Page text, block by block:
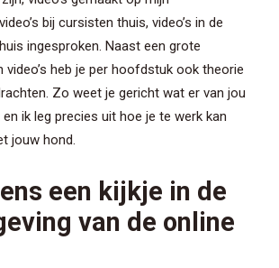
bij cursisten thuis, video’s in de
ingesproken. Naast een grote
video’s heb je per hoofdstuk ook theorie
Zo weet je gericht wat er van jou
ik leg precies uit hoe je te werk kan
jouw hond.
een kijkje in de
van de online